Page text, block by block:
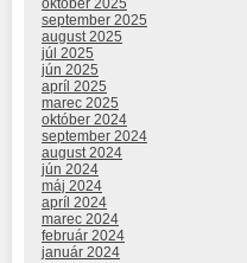
október 2025
september 2025
august 2025
júl 2025
jún 2025
apríl 2025
marec 2025
október 2024
september 2024
august 2024
jún 2024
máj 2024
apríl 2024
marec 2024
február 2024
január 2024